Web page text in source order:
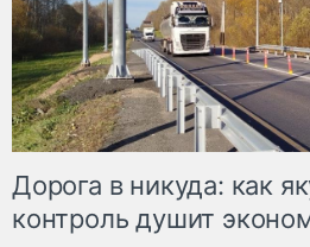
Дорога в никуда: как
контроль душит